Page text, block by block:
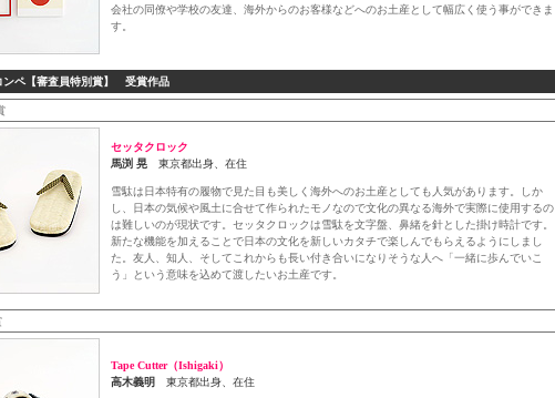
会社の同僚や学校の友達、海外からのお客様などへのお土産として幅広く使う事ができま
す。
ペ【審査員特別賞】 受賞作品
セッタクロック
馬渕 晃 東京都出身、在住
雪駄は日本特有の履物で見た目も美しく海外へのお土産としても人気があります。しか
し、日本の気候や風土に合せて作られたモノなので文化の異なる海外で実際に使用するの
は難しいのが現状です。セッタクロックは雪駄を文字盤、鼻緒を針とした掛け時計です。
新たな機能を加えることで日本の文化を新しいカタチで楽しんでもらえるようにしまし
た。友人、知人、そしてこれからも長い付き合いになりそうな人へ「一緒に歩んでいこ
う」という意味を込めて渡したいお土産です。
Tape Cutter（Ishigaki）
高木義明 東京都出身、在住